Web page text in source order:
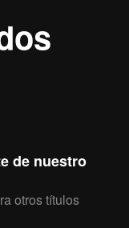
de nuestro
otros títulos